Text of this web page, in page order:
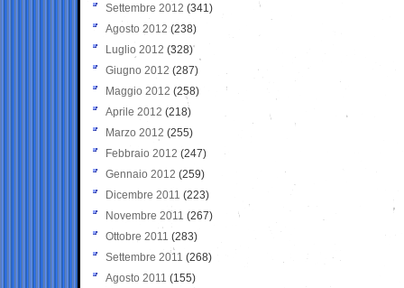
Settembre 2012 (341)
Agosto 2012 (238)
Luglio 2012 (328)
Giugno 2012 (287)
Maggio 2012 (258)
Aprile 2012 (218)
Marzo 2012 (255)
Febbraio 2012 (247)
Gennaio 2012 (259)
Dicembre 2011 (223)
Novembre 2011 (267)
Ottobre 2011 (283)
Settembre 2011 (268)
Agosto 2011 (155)